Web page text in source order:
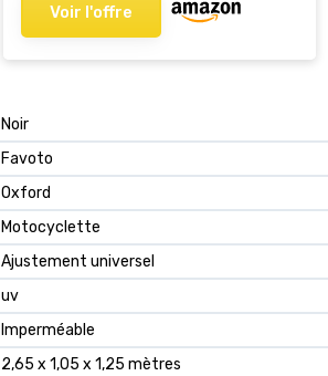
Voir l'offre
Noir
Favoto
Oxford
Motocyclette
Ajustement universel
uv
Imperméable
2,65 x 1,05 x 1,25 mètres